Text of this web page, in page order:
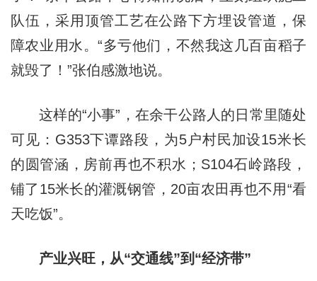
队伍，采用顶管工艺在公路下方埋设管道，保
障农业用水。“多亏他们，不然我这几百亩稻子
就毁了！”张伯感激地说。
这样的“小事”，在余干公路人的日常里随处
可见：G353下谭路段，为5户村民加设15米长
的圆管涵，房前再也不积水；S104石岭路段，
铺了15米长的灌溉钢管，20亩农田再也不用“看
天吃饭”。
产业兴旺，从“交通线”到“经济带”